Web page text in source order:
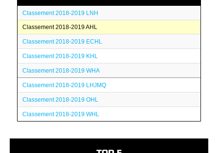
Classement 2018-2019 LNH
Classement 2018-2019 AHL
Classement 2018-2019 ECHL
Classement 2018-2019 KHL
Classement 2018-2019 WHA
Classement 2018-2019 LHJMQ
Classement 2018-2019 OHL
Classement 2018-2019 WHL